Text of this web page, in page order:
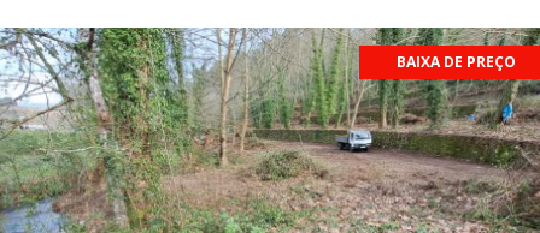
BAIXA DE PREÇO